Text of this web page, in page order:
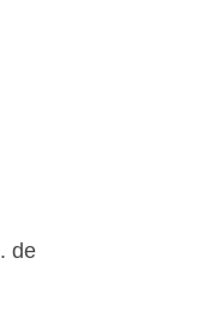
de